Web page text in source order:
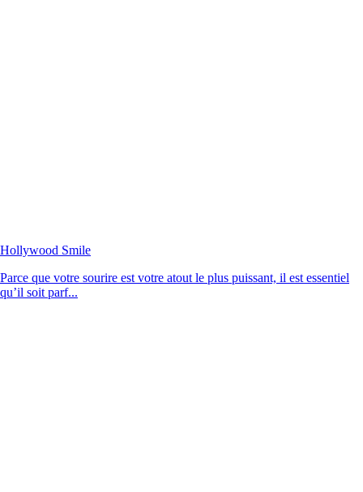
Hollywood Smile
Parce que votre sourire est votre atout le plus puissant, il est essentiel
qu’il soit parf...